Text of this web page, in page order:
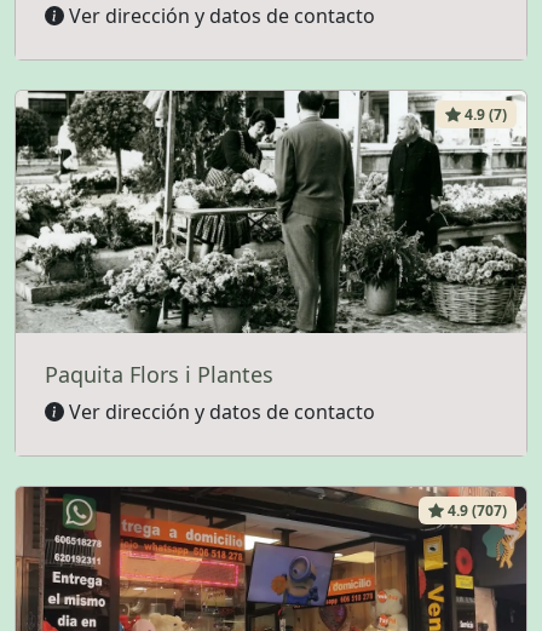
Ver dirección y datos de contacto
4.9 (7)
Paquita Flors i Plantes
Ver dirección y datos de contacto
4.9 (707)